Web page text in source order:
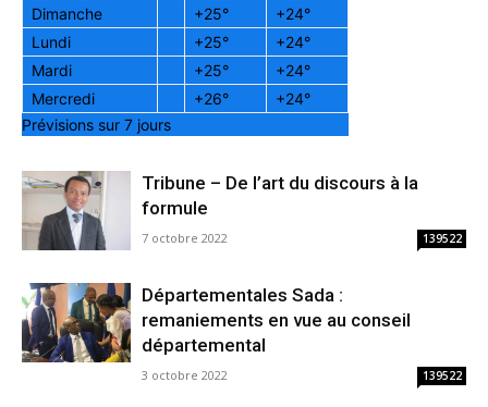
Dimanche
+25° +24°
Lundi
+25° +24°
Mardi
+25° +24°
Mercredi
+26° +24°
Prévisions sur 7 jours
Tribune – De l’art du discours à la
formule
7 octobre 2022 139522
Départementales Sada :
remaniements en vue au conseil
départemental
3 octobre 2022 139522